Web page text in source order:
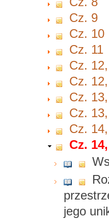
Cz. 9
Cz. 10
Cz. 11
Cz.
Cz.
Cz.
Cz.
Cz.
Cz.
jego